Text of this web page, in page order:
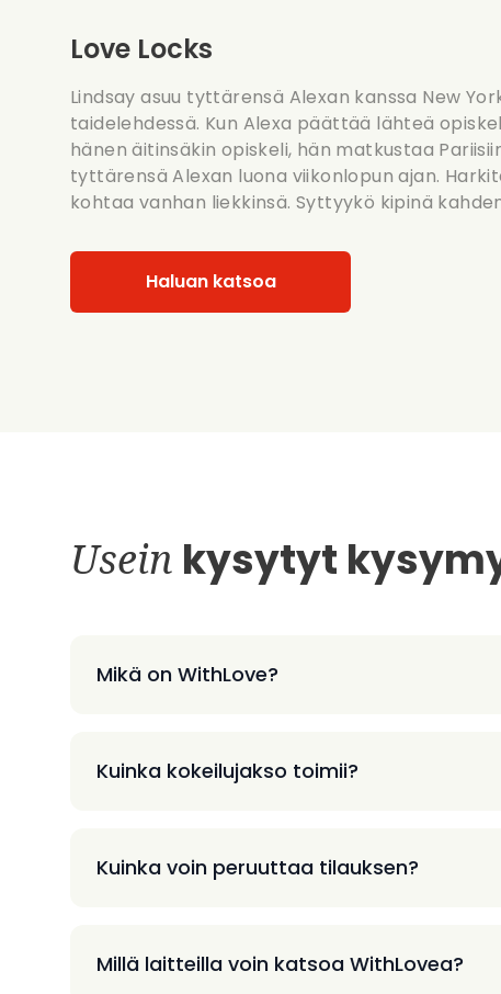
Love Locks
Lindsay asuu tyttärensä Alexan kanssa New
taidelehdessä. Kun Alexa päättää lähteä
hänen äitinsäkin opiskeli, hän matkustaa
tyttärensä Alexan luona viikonlopun ajan.
kohtaa vanhan liekkinsä. Syttyykö kipinä
Haluan katsoa
Usein kysytyt
Mikä on WithLove?
Kuinka kokeilujakso toimii?
Kuinka voin peruuttaa tilauksen?
Millä laitteilla voin katsoa WithLovea?